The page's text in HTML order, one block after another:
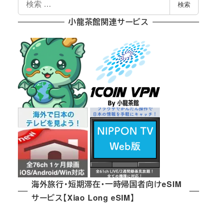
索
検索
小龍茶館関連サービス
海外旅行・短期滞在・一時帰国者向けeSIM
サービス【Xiao Long eSIM】